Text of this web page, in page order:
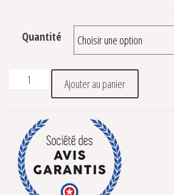
Quantité
quantité de Fruity & Delicious Mix
Ajouter au panier